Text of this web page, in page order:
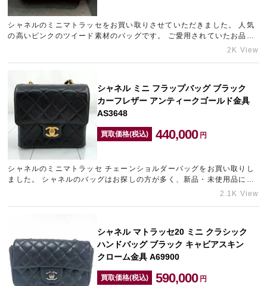
シャネルのミニマトラッセをお買い取りさせていただきました。 人気
の高いピンクのツイード素材のバッグです。 ご愛用されていたお品物
で多少の使用感が見受けられましたが、お求めの方が多いと判…2K View
シャネル ミニ フラップバッグ ブラック
カーフレザー アンティークゴールド金具
AS3648
買取価格(税込) 440,000 円
シャネルのミニマトラッセ チェーンショルダーバッグをお買い取りし
ました。 シャネルのバッグはお探しの方が多く、新品・未使用品に限
らずご愛用いただいていたお品物であっても高価買取が可能です。…
2.1K View
シャネル マトラッセ20 ミニ クラシック
ハンドバッグ ブラック キャビアスキン
クローム金具 A69900
買取価格(税込) 590,000 円